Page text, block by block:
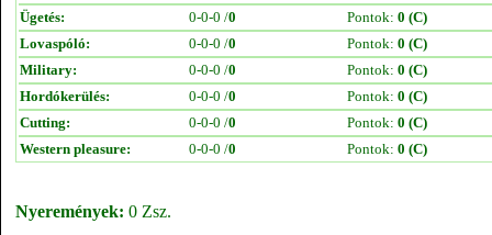
Ügetés:
0-0-0 /0 Pontok: 0 (C)
Lovaspóló:
0-0-0 /0 Pontok: 0 (C)
Military:
0-0-0 /0 Pontok: 0 (C)
Hordókerülés:
0-0-0 /0 Pontok: 0 (C)
Cutting:
0-0-0 /0 Pontok: 0 (C)
Western pleasure:
0-0-0 /0 Pontok: 0 (C)
Nyeremények: 0 Zsz.